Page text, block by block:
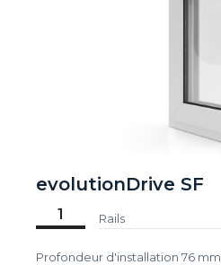
evolutionDrive SF
1 Rails
Profondeur d'installation 76 mm